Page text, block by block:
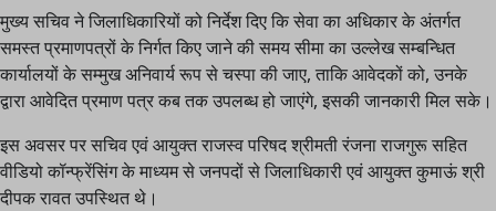
मुख्य सचिव ने जिलाधिकारियों को निर्देश दिए कि सेवा का अधिकार के अंतर्गत
समस्त प्रमाणपत्रों के निर्गत किए जाने की समय सीमा का उल्लेख सम्बन्धित
कार्यालयों के सम्मुख अनिवार्य रूप से चस्पा की जाए, ताकि आवेदकों को, उनके
द्वारा आवेदित प्रमाण पत्र कब तक उपलब्ध हो जाएंगे, इसकी जानकारी मिल सके।
इस अवसर पर सचिव एवं आयुक्त राजस्व परिषद श्रीमती रंजना राजगुरू सहित
वीडियो कॉन्फ्रेंसिंग के माध्यम से जनपदों से जिलाधिकारी एवं आयुक्त कुमाऊं श्री
दीपक रावत उपस्थित थे।